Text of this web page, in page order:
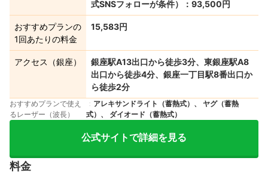
式SNSフォローが条件）：93,500円
おすすめプランの
1回あたりの料金
15,583円
アクセス（銀座）
銀座駅A13出口から徒歩3分、東銀座駅A8
出口から徒歩4分、銀座一丁目駅8番出口か
ら徒歩2分
おすすめプランで使え
るレーザー（波長）
アレキサンドライト（蓄熱式）、 ヤグ（蓄熱
式）、 ダイオード（蓄熱式）
公式サイトで詳細を見る
料金